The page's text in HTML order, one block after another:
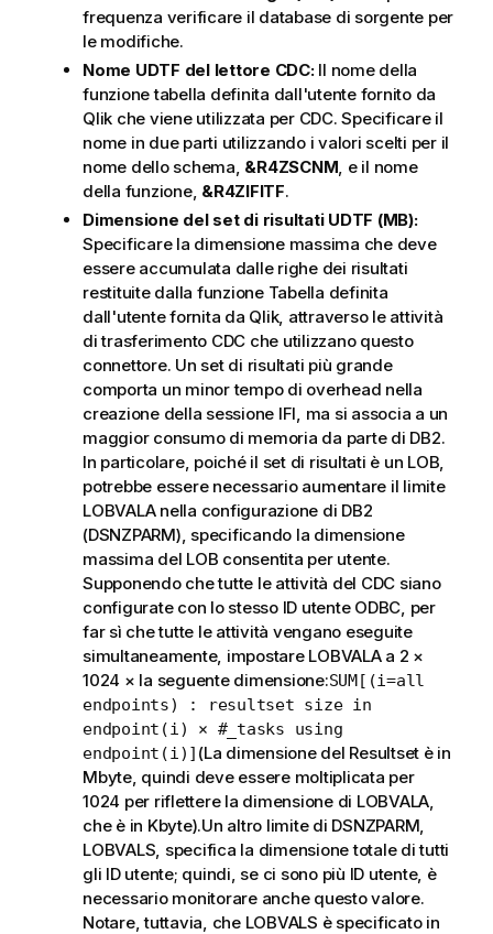
frequenza verificare il database di sorgente per
le modifiche.
Nome UDTF del lettore CDC:Il nome della
funzione tabella definita dall'utente fornito da
Qlik che viene utilizzata per CDC. Specificare il
nome in due parti utilizzando i valori scelti per il
nome dello schema, &R4ZSCNM , e il nome
della funzione, &R4ZIFITF.
Dimensione del set di risultati UDTF (MB):
Specificare la dimensione massima che deve
essere accumulata dalle righe dei risultati
restituite dalla funzione Tabella definita
dall'utente fornita da Qlik, attraverso le attività
ditrasferimento CDC che utilizzano questo
connettore. Un set di risultati più grande
comporta un minor tempo di overhead nella
creazione della sessione IFI, ma si associa a un
maggior consumo di memoria da parte di DB2.
In particolare, poiché il set di risultati è un LOB,
potrebbe essere necessario aumentare il limite
LOBVALA nella configurazione di DB2
(DSNZPARM), specificando la dimensione
massima del LOB consentita per utente.
Supponendo che tutte le attività del CDC siano
configurate con lo stesso ID utente ODBC, per
far sì che tutte le attività vengano eseguite
simultaneamente, impostare LOBVALA a 2 ×
1024 × la seguente dimensione:SUM[(i=all
endpoints) : resultset size in
endpoint(i) × #_tasks using
endpoint(i)] (La dimensione del Resultset è in
Mbyte, quindi deve essere moltiplicata per
1024 per riflettere la dimensione di LOBVALA,
che è in Kbyte).Un altro limite di DSNZPARM,
LOBVALS, specifica la dimensione totale di tutti
gli ID utente; quindi, se ci sono più ID utente, è
necessario monitorare anche questo valore.
Notare, tuttavia, che LOBVALS è specificato in